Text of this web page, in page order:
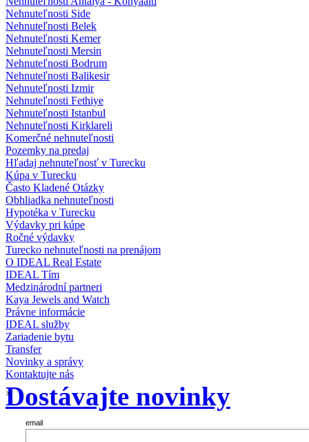
×
Nehnuteľnosti Side
Nehnuteľnosti Belek
Nehnuteľnosti Kemer
Nehnuteľnosti Mersin
Nehnuteľnosti Bodrum
Nehnuteľnosti Balikesir
Nehnuteľnosti Izmir
Nehnuteľnosti Fethiye
Nehnuteľnosti Istanbul
Nehnuteľnosti Kirklareli
Komerčné nehnuteľnosti
Pozemky na predaj
Hľadaj nehnuteľnosť v Turecku
Kúpa v Turecku
Často Kladené Otázky
Obhliadka nehnuteľnosti
Hypotéka v Turecku
Výdavky pri kúpe
Ročné výdavky
Turecko nehnuteľnosti na prenájom
O IDEAL Real Estate
IDEAL Tím
Medzinárodní partneri
Kaya Jewels and Watch
Právne informácie
IDEAL služby
Zariadenie bytu
Transfer
Novinky a správy
Kontaktujte nás
Dostávajte novinky
email